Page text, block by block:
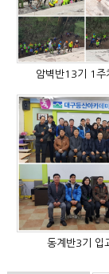
암벽반13기 1주
동계반3기 입